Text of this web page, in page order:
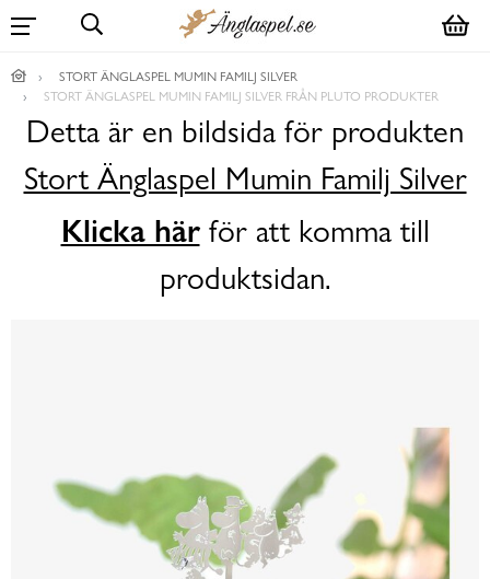
STORT ÄNGLASPEL MUMIN FAMILJ SILVER
STORT ÄNGLASPEL MUMIN FAMILJ SILVER FRÅN PLUTO PRODUKTER
Detta är en bildsida för produkten
Stort Änglaspel Mumin Familj Silver
Klicka härför att komma till
produktsidan.